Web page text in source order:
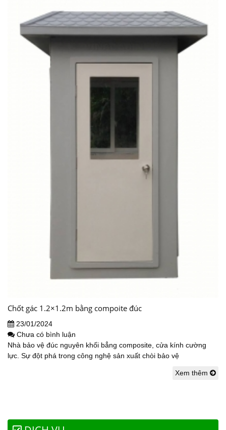
Chốt gác 1.2×1.2m bằng compoite đúc
23/01/2024
Chưa có bình luận
Nhà bảo vệ đúc nguyên khối bẳng composite, cửa kính cường
lực. Sự đột phá trong công nghệ sản xuất chòi bảo vệ
Xem thêm